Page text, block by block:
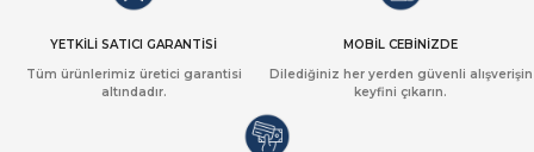
YETKİLİ SATICI GARANTİSİ
Tüm ürünlerimiz üretici garantisi
altındadır.
MOBİL CEBİNİZDE
Dilediğiniz her yerden güvenli alışverişin
keyfini çıkarın.